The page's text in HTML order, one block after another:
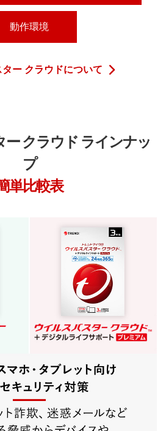
動作環境
ー クラウドについて
クラウド ラインナッ
プ
単比較表